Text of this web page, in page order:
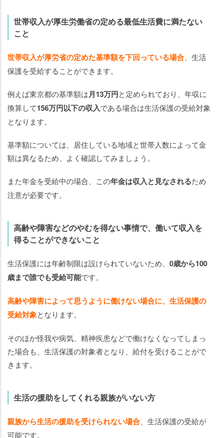
世帯収入が厚生労働省の定める最低生活費に満たない
こと
世帯収入が厚労省の定めた基準額を下回っている場合 、生活
保護を受給することができます。
例えば東京都の基準額は月13万円と定められており、年収に
換算して156万円以下の収入である場合は生活保護の受給対象
となります。
基準額については、居住している地域と世帯人数によって金
額は異なるため、よく確認してみましょう。
また年金を受給中の場合、この年金は収入と見なされるため
注意が必要です。
高齢や障害などのやむを得ない事情で、働いて収入を
得ることができないこと
生活保護には年齢制限は設けられていないため、 0歳から100
歳まで誰でも受給可能です。
高齢や障害によって思うように働けない場合に、生活保護の
受給対象となります。
そのほか怪我や病気、精神疾患などで働けなくなってしまっ
た場合も、生活保護の対象者となり、給付を受けることがで
きます。
生活の援助をしてくれる親族がいない方
親族から生活の援助を受けられない場合 、生活保護の受給が
可能です。